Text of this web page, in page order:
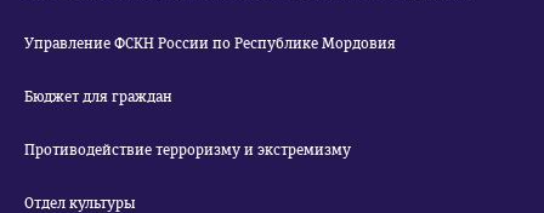
Управление ФСКН России по Республике Мордовия
Бюджет для граждан
Противодействие терроризму и экстремизму
Отдел культуры